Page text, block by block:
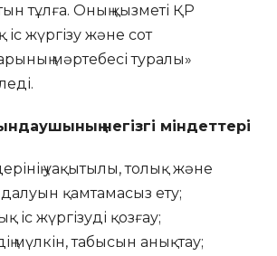
тұлға. Оның қызметі ҚР
жүргізу және сот
мәртебесі туралы»
негізгі міндеттері
уақытылы, толық және
қамтамасыз ету;
іс жүргізуді қозғау;
мүлкін, табысын анықтау;